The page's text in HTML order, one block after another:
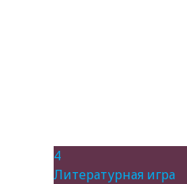
4
Литературная игра